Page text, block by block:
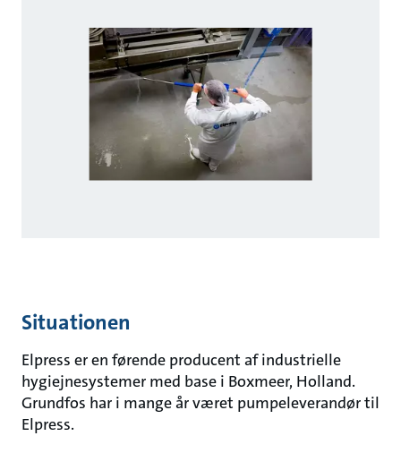
Situationen
Elpress er en førende producent af industrielle
hygiejnesystemer med base i Boxmeer, Holland.
Grundfos har i mange år været pumpeleverandør til
Elpress.